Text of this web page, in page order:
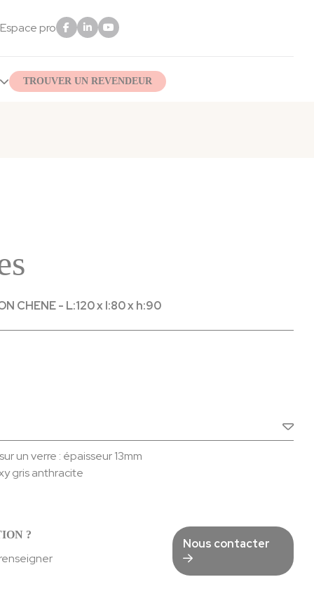
Espace pro
TROUVER UN REVENDEUR
CHENE - L:120 x l:80 x h:90
un verre : épaisseur 13mm
gris anthracite
?
Nous contacter